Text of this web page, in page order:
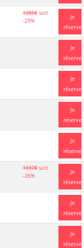
1085€ soit
-29%
Je
réserve
Je
réserve
Je
réserve
Je
réserve
Je
réserve
1037€ soit
-26%
Je
réserve
Je
réserve
Je
réserve